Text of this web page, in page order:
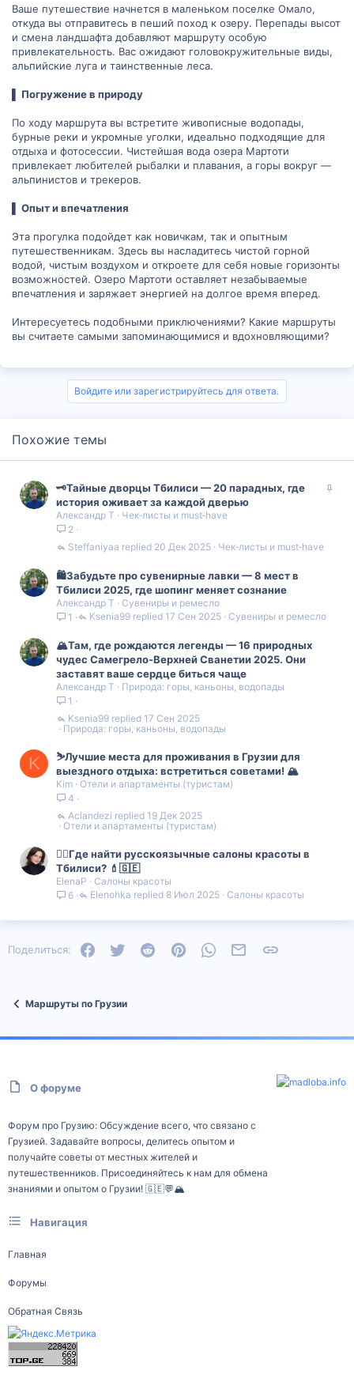
Ваше путешествие начнется в маленьком поселке Омало,
откуда вы отправитесь в пеший поход к озеру. Перепады высот
и смена ландшафта добавляют маршруту особую
привлекательность. Вас ожидают головокружительные виды,
альпийские луга и таинственные леса.
▌ Погружение в природу
По ходу маршрута вы встретите живописные водопады,
бурные реки и укромные уголки, идеально подходящие для
отдыха и фотосессии. Чистейшая вода озера Мартоти
привлекает любителей рыбалки и плавания, а горы вокруг —
альпинистов и трекеров.
▌ Опыт и впечатления
Эта прогулка подойдет как новичкам, так и опытным
путешественникам. Здесь вы насладитесь чистой горной
водой, чистым воздухом и откроете для себя новые горизонты
возможностей. Озеро Мартоти оставляет незабываемые
впечатления и заряжает энергией на долгое время вперед.
Интересуетесь подобными приключениями? Какие маршруты
вы считаете самыми запоминающимися и вдохновляющими?
Войдите или зарегистрируйтесь для ответа.
Похожие темы
🗝️Тайные дворцы Тбилиси — 20 парадных, где
история оживает за каждой дверью
Александр Т
Чек‑листы и must‑have
2
Чек‑листы и must‑have
20 Дек 2025
Steffaniyaa
🛍️Забудьте про сувенирные лавки — 8 мест в
Тбилиси 2025, где шопинг меняет сознание
Александр Т
Сувениры и ремесло
1
Сувениры и ремесло
17 Сен 2025
Ksenia99
🏔️Там, где рождаются легенды — 16 природных
чудес Самегрело-Верхней Сванетии 2025. Они
заставят ваше сердце биться чаще
Александр Т
Природа: горы, каньоны, водопады
1
Природа: горы, каньоны, водопады
17 Сен 2025
Ksenia99
K
⛷️Лучшие места для проживания в Грузии для
выездного отдыха: встретиться советами! 🏔️
Kim Отели и апартаменты (туристам)
4
Отели и апартаменты (туристам)
19 Дек 2025
Aclandezi
💇‍♀️Где найти русскоязычные салоны красоты в
Тбилиси? 💄🇬🇪
ElenaP
Салоны красоты
6
Салоны красоты
8 Июл 2025
Elenohka
Поделиться: FacebookTwitter Reddit PinterestWhatsAppЭлектронная почта
Маршруты по Грузии
О форуме
Форум про Грузию: Обсуждение всего, что связано с
Грузией. Задавайте вопросы, делитесь опытом и
получайте советы от местных жителей и
путешественников. Присоединяйтесь к нам для обмена
знаниями и опытом о Грузии! 🇬🇪💬🏔️
Навигация
Главная
Форумы
Обратная Связь